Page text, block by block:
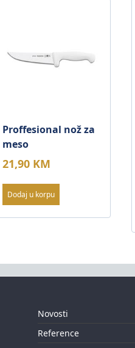
Proffesional nož za
meso
21,90 KM
Dodaj u korpu
Novosti
Reference